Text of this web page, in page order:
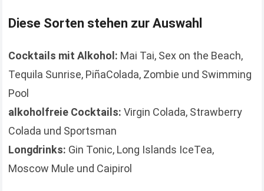
Diese Sorten stehen zur Auswahl
Cocktails mit Alkohol: Mai Tai, Sex on the Beach,
Tequila Sunrise, PiñaColada, Zombie und Swimming
Pool
alkoholfreie Cocktails: Virgin Colada, Strawberry
Colada und Sportsman
Longdrinks: Gin Tonic, Long Islands IceTea,
Moscow Mule und Caipirol